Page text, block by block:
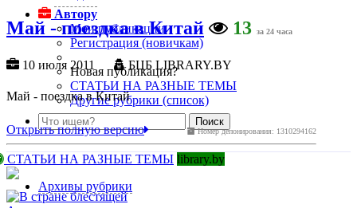
Автору
Мои публикации
Регистрация (новичкам)
Новая публикация?
СТАТЬИ НА РАЗНЫЕ ТЕМЫ
Другие рубрики (список)
Май - поездка в Китай 13 за 24 часа
10 июля 2011 БЦБ LIBRARY.BY
Май - поездка в Китай
Номер депонирования: 1310294162
Открыть полную версию
СТАТЬИ НА РАЗНЫЕ ТЕМЫ library.by
Архивы рубрики